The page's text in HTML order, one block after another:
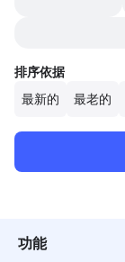
排序依据
最新的
最老的
功能